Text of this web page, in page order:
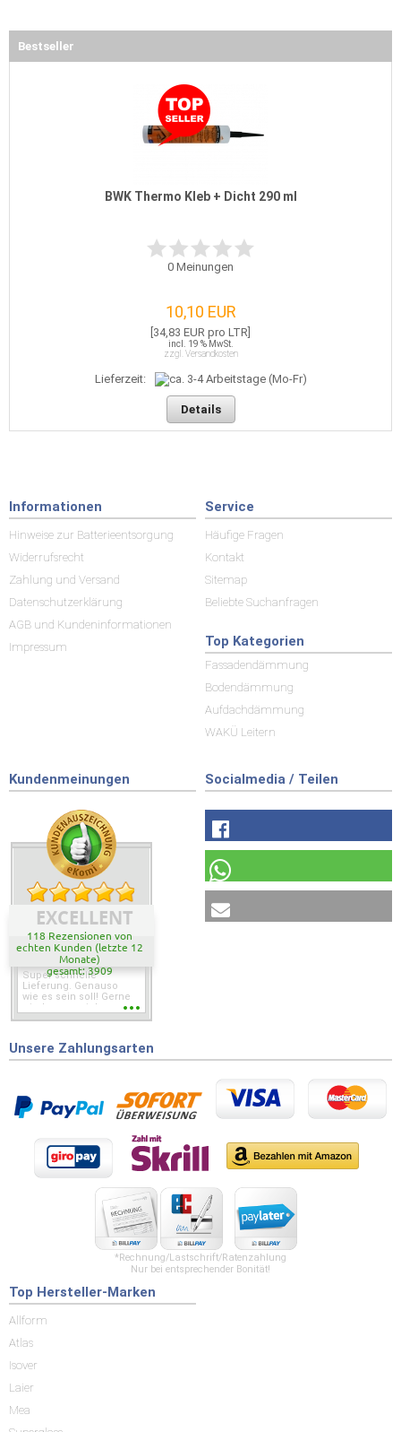
Bestseller
BWK Thermo Kleb + Dicht 290 ml
0 Meinungen
10,10 EUR
[34,83 EUR pro LTR]
incl. 19 % MwSt.
zzgl. Versandkosten
Lieferzeit:
Details
Informationen
Hinweise zur Batterieentsorgung
Widerrufsrecht
Zahlung und Versand
Datenschutzerklärung
AGB und Kundeninformationen
Impressum
Service
Häufige Fragen
Kontakt
Sitemap
Beliebte Suchanfragen
Top Kategorien
Fassadendämmung
Bodendämmung
Aufdachdämmung
WAKÜ Leitern
Kundenmeinungen
EXCELLENT
118 Rezensionen von
echten Kunden (letzte 12
Monate)
gesamt: 3909
Super schnelle
Lieferung. Genauso
wie es sein soll! Gerne
wieder wenn ich was
Socialmedia / Teilen
Unsere Zahlungsarten
*Rechnung/Lastschrift/Ratenzahlung
Nur bei entsprechender Bonität!
Top Hersteller-Marken
Allform
Atlas
Isover
Laier
Mea